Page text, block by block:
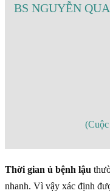
BS NGUYỄN
Thời gian ủ bệnh lậu
nhanh. Vì vậy xác định